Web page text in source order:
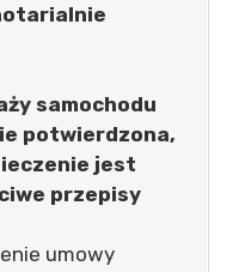
samochodu
potwierdzona,
jest
przepisy
umowy